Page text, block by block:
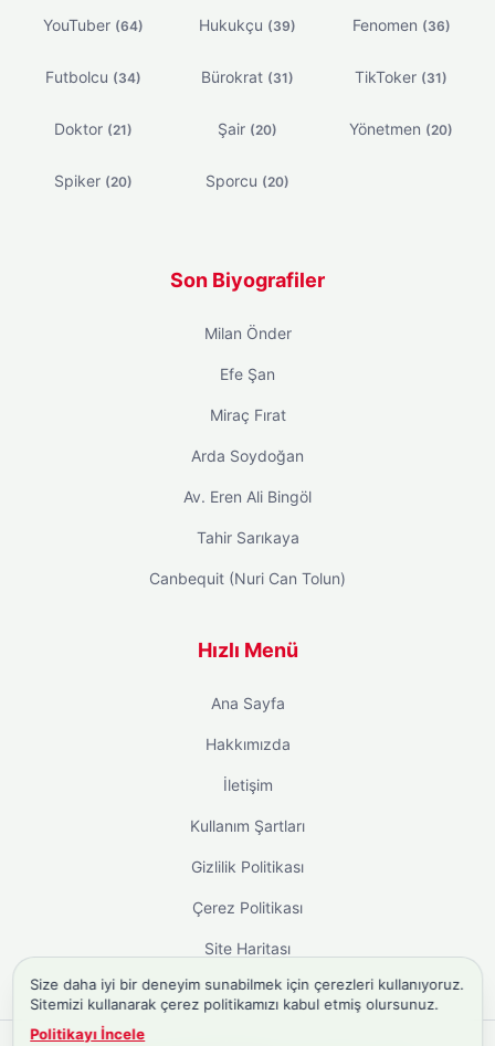
YouTuber (64) Hukukçu (39) Fenomen (36)
Futbolcu (34) Bürokrat (31) TikToker (31)
Doktor (21) Şair (20) Yönetmen (20)
Spiker (20) Sporcu (20)
Son Biyografiler
Milan Önder
Efe Şan
Miraç Fırat
Arda Soydoğan
Av. Eren Ali Bingöl
Tahir Sarıkaya
Canbequit (Nuri Can Tolun)
Hızlı Menü
Ana Sayfa
Hakkımızda
İletişim
Kullanım Şartları
Gizlilik Politikası
Çerez Politikası
Site Haritası
Size daha iyi bir deneyim sunabilmek için çerezleri kullanıyoruz.
Sitemizi kullanarak çerez politikamızı kabul etmiş olursunuz.
Politikayı İncele